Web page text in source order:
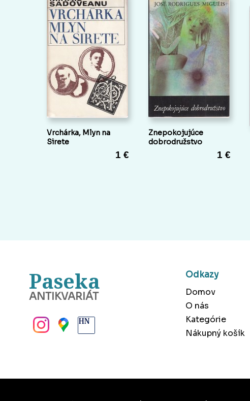
Vrchárka, Mlyn na
Sirete
1 €
Znepokojujúce
dobrodružstvo
1 €
Paseka
ANTIKVARIÁT
Odkazy
Domov
O nás
Kategórie
Nákupný košík